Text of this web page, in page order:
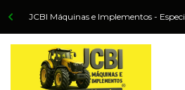
JCBI Máquinas e Implementos -